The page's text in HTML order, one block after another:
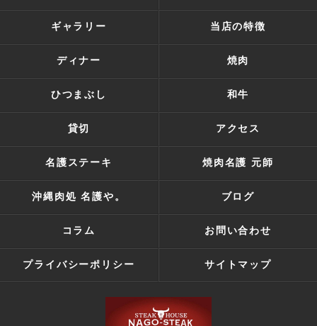
ギャラリー 当店の特徴
ディナー 焼肉
ひつまぶし 和牛
貸切 アクセス
名護ステーキ 焼肉名護 元師
沖縄肉処 名護や。 ブログ
コラム お問い合わせ
プライバシーポリシー サイトマップ